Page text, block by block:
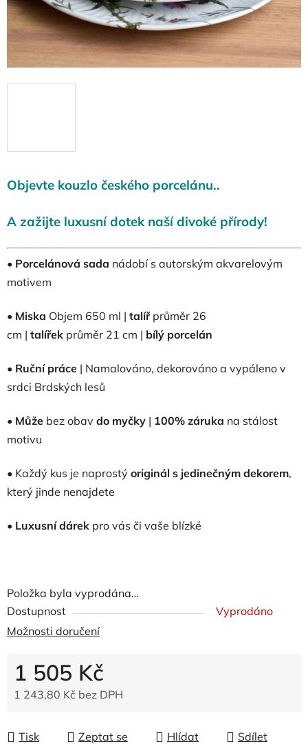
Objevte kouzlo českého porcelánu..
A zažijte luxusní dotek naší divoké přírody!
• Porcelánová sada nádobí s autorským akvarelovým
motivem
• Miska Objem 650 ml | talíř průměr 26
cm | talířek průměr 21 cm | bílý porcelán
• Ruční práce | Namalováno, dekorováno a vypáleno v
srdci Brdských lesů
• Může bez obav do myčky | 100% záruka na stálost
motivu
• Každý kus je naprostý originál s jedinečným dekorem,
který jinde nenajdete
• Luxusní dárek pro vás či vaše blízké
Položka byla vyprodána…
Dostupnost
Vyprodáno
Možnosti doručení
1 505 Kč
1 243,80 Kč bez DPH
Tisk
Zeptat se Hlídat Sdílet